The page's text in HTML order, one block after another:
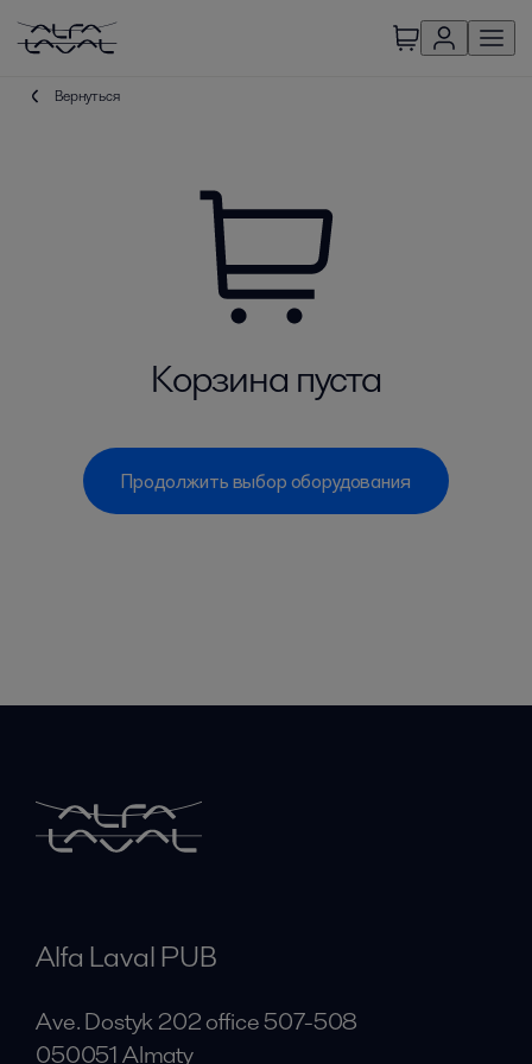
Вернуться
Корзина пуста
Продолжить выбор оборудования
Alfa Laval PUB
Ave. Dostyk 202 office 507-508
050051 Almaty